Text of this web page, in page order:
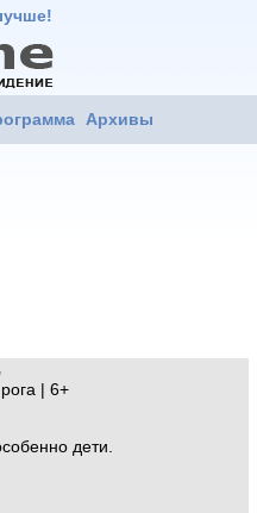
Архивы
| 6+
дети.